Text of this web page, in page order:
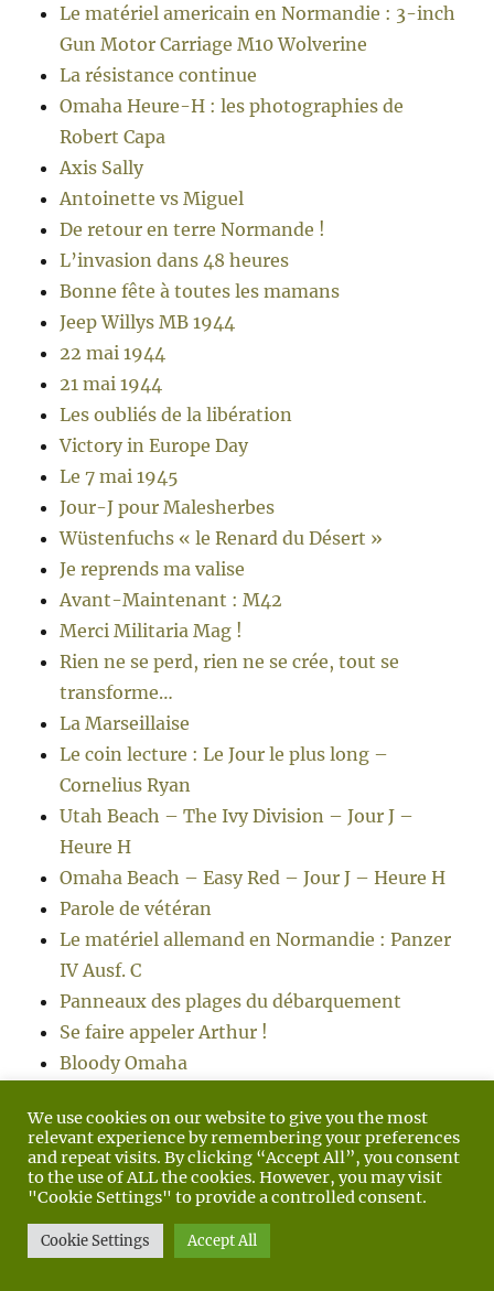
Le matériel americain en Normandie : 3-inch
Gun Motor Carriage M10 Wolverine
La résistance continue
Omaha Heure-H : les photographies de
Robert Capa
Axis Sally
Antoinette vs Miguel
De retour en terre Normande !
L’invasion dans 48 heures
Bonne fête à toutes les mamans
Jeep Willys MB 1944
22 mai 1944
21 mai 1944
Les oubliés de la libération
Victory in Europe Day
Le 7 mai 1945
Jour-J pour Malesherbes
Wüstenfuchs « le Renard du Désert »
Je reprends ma valise
Avant-Maintenant : M42
Merci Militaria Mag !
Rien ne se perd, rien ne se crée, tout se
transforme…
La Marseillaise
Le coin lecture : Le Jour le plus long –
Cornelius Ryan
Utah Beach – The Ivy Division – Jour J –
Heure H
Omaha Beach – Easy Red – Jour J – Heure H
Parole de vétéran
Le matériel allemand en Normandie : Panzer
IV Ausf. C
Panneaux des plages du débarquement
Se faire appeler Arthur !
Bloody Omaha
Heure H
Le coin lecture : Les mythes de la Seconde
Guerre mondiale
Général Patton
We use cookies on our website to give you the most
relevant experience by remembering your preferences
and repeat visits. By clicking “Accept All”, you consent
to the use of ALL the cookies. However, you may visit
"Cookie Settings" to provide a controlled consent.
Cookie Settings Accept All